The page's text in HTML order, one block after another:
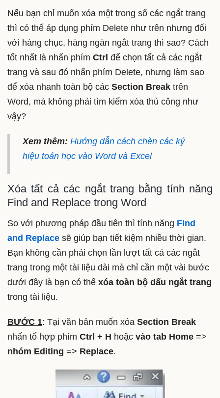
Nếu bạn chỉ muốn xóa một trong số các ngắt trang
thì có thể áp dụng phím Delete như trên nhưng đối
với hàng chục, hàng ngàn ngắt trang thì sao? Cách
tốt nhất là nhấn phím Ctrl để chọn tất cả các ngắt
trang và sau đó nhấn phím Delete, nhưng làm sao
để xóa nhanh toàn bộ các Section Break trên
Word, mà không phải tìm kiếm xóa thủ công như
vậy?
Xem thêm: Hướng dẫn cách chèn các ký
hiệu toán học vào Word và Excel
Xóa tất cả các ngắt trang bằng tính năng
Find and Replace trong Word
So với phương pháp đầu tiên thì tính năng Find
and Replace sẽ giúp bạn tiết kiệm nhiều thời gian.
Bạn không cần phải chọn lần lượt tất cả các ngắt
trang trong một tài liệu dài mà chỉ cần một vài bước
dưới đây là bạn có thể xóa toàn bộ dấu ngắt trang
trong tài liệu.
BƯỚC 1: Tại văn bản muốn xóa Section Break
nhấn tổ hợp phím Ctrl + H hoặc vào tab Home =>
nhóm Editing => Replace.